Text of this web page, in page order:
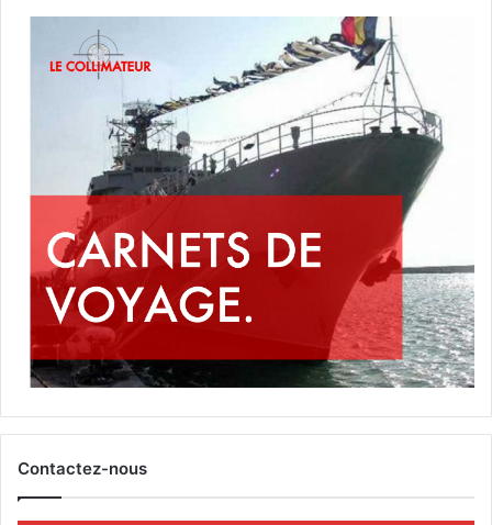
Contactez-nous